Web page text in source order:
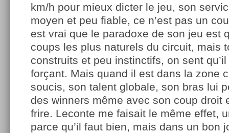
km/h pour mieux dicter le jeu, son
moyen et peu fiable, ce n’est pas un
est vrai que le paradoxe de son jeu est
coups les plus naturels du circuit, mais
construits et peu instinctifs, on sent
forçant. Mais quand il est dans la zone
soucis, son talent globale, son bras lui
des winners même avec son coup droit
frire. Leconte me faisait le même effet,
parce qu’il faut bien, mais dans un bon